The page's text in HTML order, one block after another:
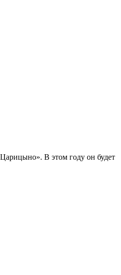
В этом году он будет